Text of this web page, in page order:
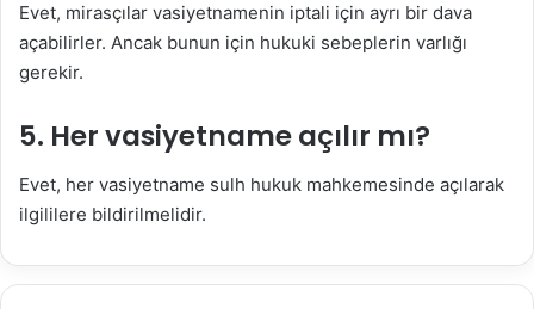
Evet, mirasçılar vasiyetnamenin iptali için ayrı bir dava
açabilirler. Ancak bunun için hukuki sebeplerin varlığı
gerekir.
5. Her vasiyetname açılır mı?
Evet, her vasiyetname sulh hukuk mahkemesinde açılarak
ilgililere bildirilmelidir.